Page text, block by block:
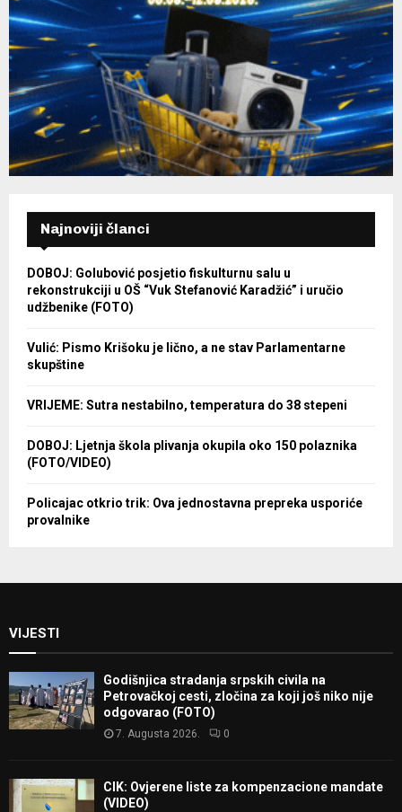
Najnoviji članci
DOBOJ: Golubović posjetio fiskulturnu salu u
rekonstrukciji u OŠ “Vuk Stefanović Karadžić” i uručio
udžbenike (FOTO)
Vulić: Pismo Krišoku je lično, a ne stav Parlamentarne
skupštine
VRIJEME: Sutra nestabilno, temperatura do 38 stepeni
DOBOJ: Ljetnja škola plivanja okupila oko 150 polaznika
(FOTO/VIDEO)
Policajac otkrio trik: Ova jednostavna prepreka usporiće
provalnike
VIJESTI
Godišnjica stradanja srpskih civila na
Petrovačkoj cesti, zločina za koji još niko nije
odgovarao (FOTO)
7. Augusta 2026. 0
CIK: Ovjerene liste za kompenzacione mandate
(VIDEO)